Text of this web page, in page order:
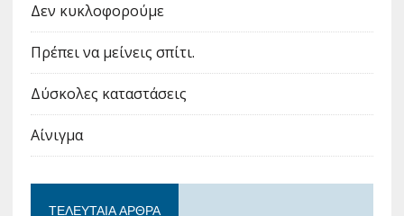
Δεν κυκλοφορούμε
Πρέπει να μείνεις σπίτι.
Δύσκολες καταστάσεις
Αίνιγμα
ΤΕΛΕΥΤΑΊΑ ΆΡΘΡΑ